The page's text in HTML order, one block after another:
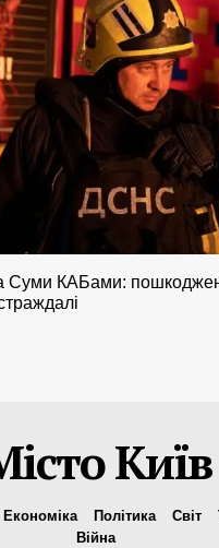
Суми КАБами:
Київ
Економіка Політика Світ
Війна